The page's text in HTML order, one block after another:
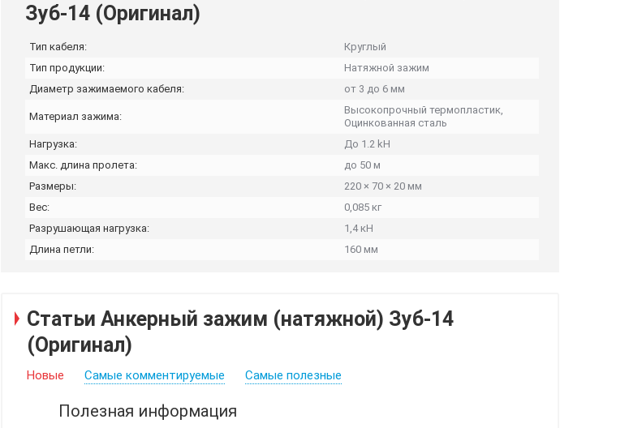
Зуб-14 (Оригинал)
Тип кабеля:
Круглый
Тип продукции:
Натяжной зажим
Диаметр зажимаемого кабеля:
от 3 до 6 мм
Материал зажима:
Высокопрочный термопластик,
Оцинкованная сталь
Нагрузка:
До 1.2 kH
Макс. длина пролета:
до 50 м
Размеры:
220 × 70 × 20 мм
Вес:
0,085 кг
Разрушающая нагрузка:
1,4 кН
Длина петли:
160 мм
Статьи Анкерный зажим (натяжной) Зуб-14
(Оригинал)
Новые Самые комментируемые Самые полезные
Полезная информация